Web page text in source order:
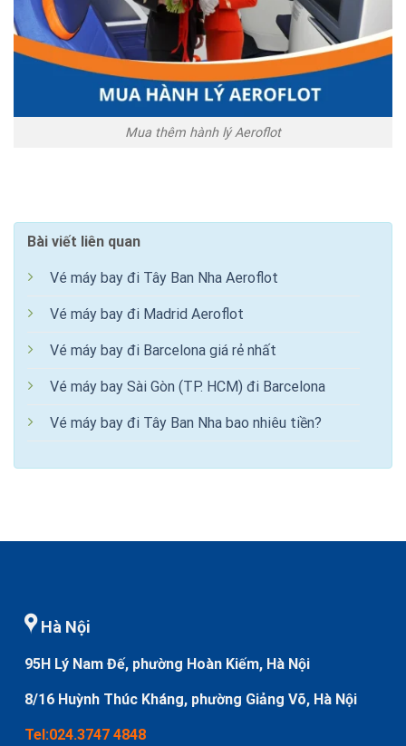
Mua thêm hành lý Aeroflot
Bài viết liên quan
Vé máy bay đi Tây Ban Nha Aeroflot
Vé máy bay đi Madrid Aeroflot
Vé máy bay đi Barcelona giá rẻ nhất
Vé máy bay Sài Gòn (TP. HCM) đi Barcelona
Vé máy bay đi Tây Ban Nha bao nhiêu tiền?
Hà Nội
95H Lý Nam Đế, phường Hoàn Kiếm, Hà Nội
8/16 Huỳnh Thúc Kháng, phường Giảng Võ, Hà Nội
Tel:024.3747 4848